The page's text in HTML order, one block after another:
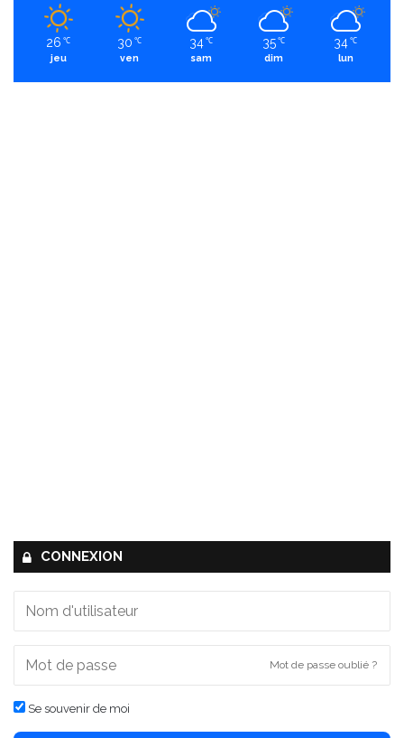
26 ℃
jeu
30 ℃
ven
34 ℃
sam
35 ℃
dim
34 ℃
lun
CONNEXION
Mot de passe oublié ?
Se souvenir de moi